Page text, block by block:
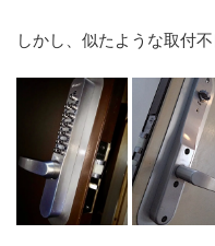
しかし、似たような取付